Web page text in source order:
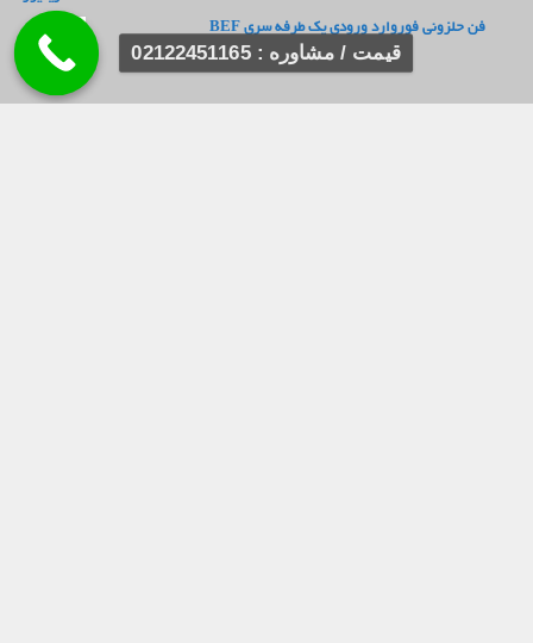
فن حلزونی فوروارد ورودی یک طرفه سری BEF
قیمت / مشاوره : 02122451165